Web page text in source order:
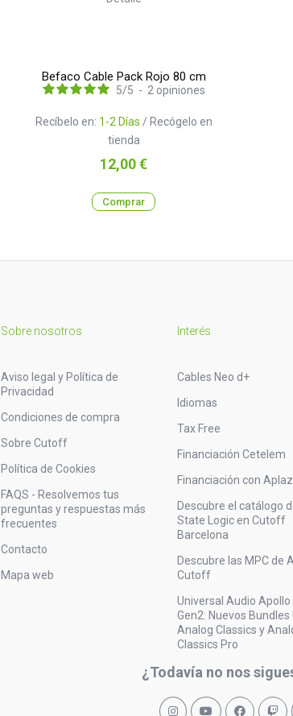
Befaco Cable Pack Rojo 80 cm
Recíbelo en: 1-2 Días / Recógelo en
tienda
5/5 - 2 opiniones
Precio
12,00 €
Comprar
Sobre nosotros
Aviso legal y Política de
Privacidad
Condiciones de compra
Sobre Cutoff
Política de Cookies
FAQS - Resolvemos tus
preguntas y respuestas más
frecuentes
Contacto
Mapa web
Interés
Cables Neo d+
Idiomas
Tax Free
Financiación Cetelem
Financiación con
Descubre el catálogo
State Logic en Cutoff
Barcelona
Descubre las MPC de
Cutoff
Universal Audio Apollo
Gen2: Nuevos Bundles
Analog Classics y
Classics Pro
¿Todavía no nos